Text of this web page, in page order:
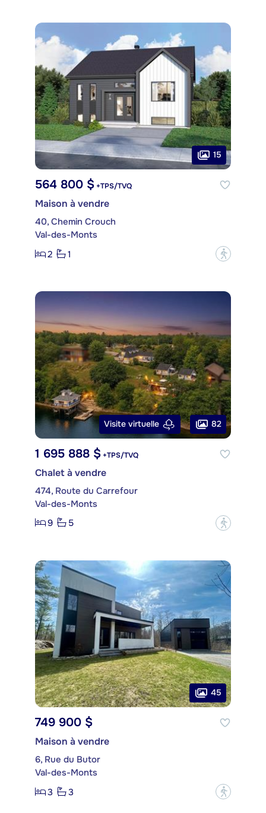
15
564 800 $ +TPS/TVQ
Maison à vendre
40, Chemin Crouch
Val-des-Monts
2
1 ?
Visite virtuelle 82
1 695 888 $ +TPS/TVQ
Chalet à vendre
474, Route du Carrefour
Val-des-Monts
9
5 ?
45
749 900 $
Maison à vendre
6, Rue du Butor
Val-des-Monts
3
3 ?